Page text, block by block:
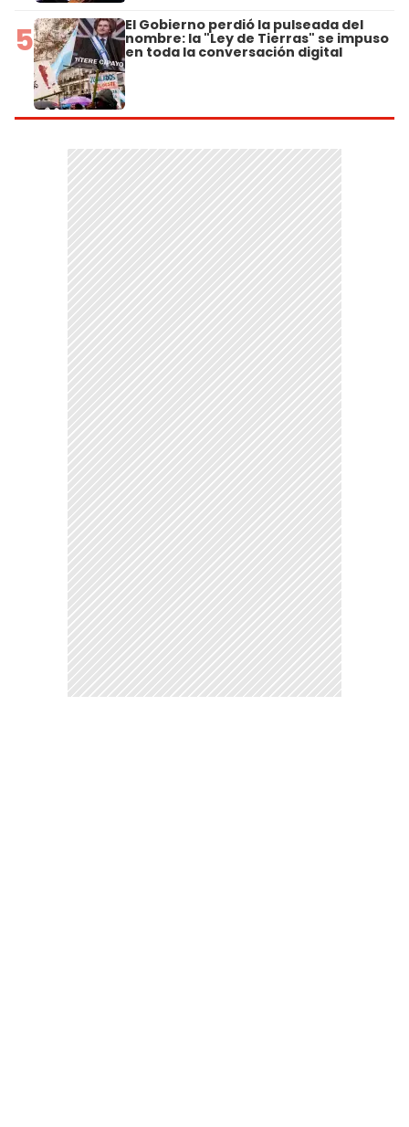
5 El Gobierno perdió la pulseada del
nombre: la "Ley de Tierras" se impuso
en toda la conversación digital